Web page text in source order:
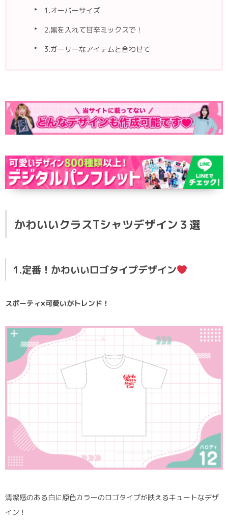
1.オーバーサイズ
2.黒を入れて甘辛ミックスで！
3.ガーリーなアイテムと合わせて
かわいいクラスTシャツデザイン３選
1.定番！かわいいロゴタイプデザイン
スポーティ×可愛いがトレンド！
清潔感のある白に原色カラーのロゴタイプが映えるキュートなデザ
イン！